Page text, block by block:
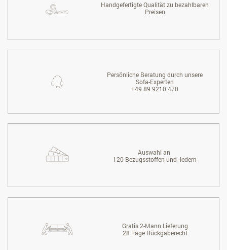
Handgefertigte Qualität zu bezahlbaren
Preisen
Persönliche Beratung durch unsere
Sofa-Experten
+49 89 9210 470
Auswahl an
120 Bezugsstoffen und -ledern
Gratis 2-Mann Lieferung
28 Tage Rückgaberecht